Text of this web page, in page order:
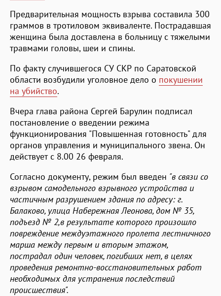
Предварительная мощность взрыва составила 300
граммов в тротиловом эквиваленте. Пострадавшая
женщина была доставлена в больницу с тяжелыми
травмами головы, шеи и спины.
По факту случившегося СУ СКР по Саратовской
области возбудили уголовное дело о покушении
на убийство.
Вчера глава района Сергей Барулин подписал
постановление о введении режима
функционирования "Повышенная готовность" для
органов управления и муниципального звена. Он
действует с 8.00 26 февраля.
Согласно документу, режим был введен "в связи со
взрывом самодельного взрывного устройства и
частичным разрушением здания по адресу: г.
Балаково, улица Набережная Леонова, дом № 35,
подъезд № 2,в результате которого произошло
повреждение междуэтажного пролета лестничного
марша между первым и вторым этажом,
пострадал один человек, погибших нет, в целях
проведения ремонтно-восстановительных работ
необходимых для устранения последствий
происшествия".